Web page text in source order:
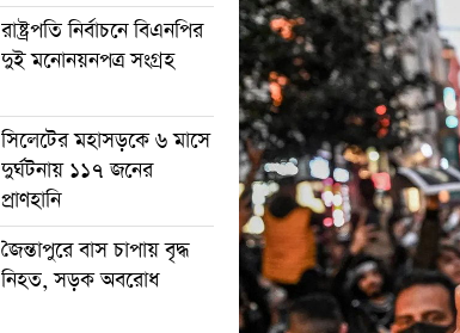
রাষ্ট্রপতি নির্বাচনে বিএনপির
দুই মনোনয়নপত্র সংগ্রহ
সিলেটের মহাসড়কে ৬ মাসে
দুর্ঘটনায় ১১৭ জনের
প্রাণহানি
জৈন্তাপুরে বাস চাপায় বৃদ্ধ
নিহত, সড়ক অবরোধ